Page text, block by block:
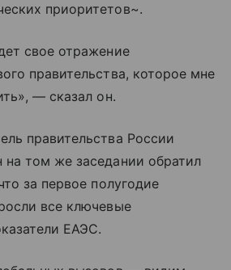
приоритетов~.
свое отражение
правительства, которое мне
— сказал он.
правительства России
том же заседании обратил
за первое полугодие
все ключевые
ЕАЭС.